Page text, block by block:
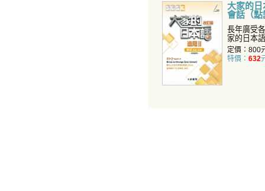
大家的
會話（點
中對照
長年廣受
家的日本
升學習者
定價：800
特價： 632